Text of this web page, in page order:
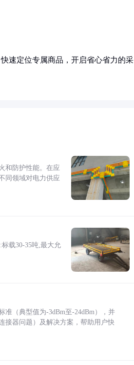
速定位专属商品，开启省心省力的采
和防护性能。在应
同领域对电力供应
载30-35吨,最大允
（典型值为-3dBm至-24dBm），并
接器问题）及解决方案，帮助用户快